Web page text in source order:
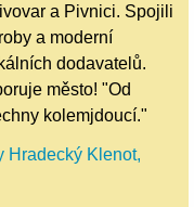
a Pivnici. Spojili
a moderní
dodavatelů.
město! "Od
kolemjdoucí."
Hradecký Klenot,